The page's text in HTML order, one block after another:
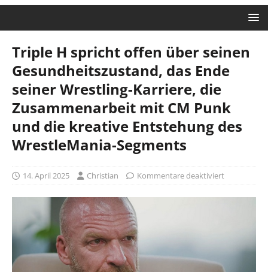
Triple H spricht offen über seinen
Gesundheitszustand, das Ende
seiner Wrestling-Karriere, die
Zusammenarbeit mit CM Punk
und die kreative Entstehung des
WrestleMania-Segments
14. April 2025 Christian Kommentare deaktiviert